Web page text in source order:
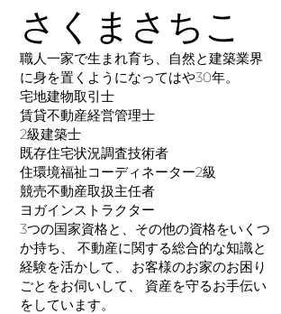
さくまさちこ
職人一家で生まれ育ち、自然と建築業界
に身を置くようになってはや30年。
宅地建物取引士
賃貸不動産経営管理士
2級建築士
既存住宅状況調査技術者
住環境福祉コーディネーター2級
競売不動産取扱主任者
ヨガインストラクター
3つの国家資格と、その他の資格をいくつ
か持ち、 不動産に関する総合的な知識と
経験を活かして、 お客様のお家のお困り
ごとをお伺いして、 資産を守るお手伝い
をしています。